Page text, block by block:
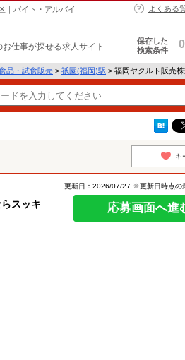
｜バイト・アルバイ
よくある
お仕事が探せる求人サイト
保存した
検索条件
0
品・試食販売 > 祇園(福岡)駅 > 福岡ヤクルト販売
キ
スッキ
更新日：2026/07/27 ※更新日時点の
応募画面へ進